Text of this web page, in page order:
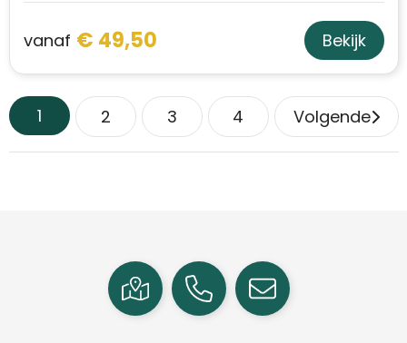
vanaf € 49,50 Bekijk
1 2 3 4 Volgende